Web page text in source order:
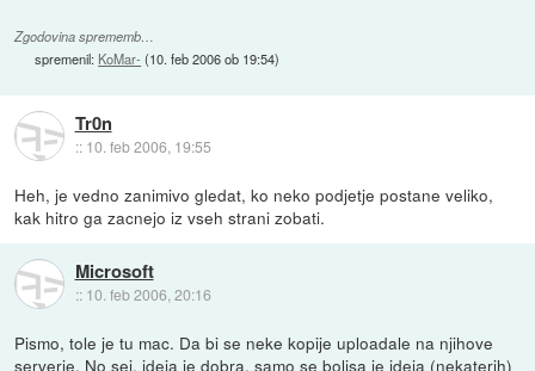
Zgodovina sprememb…
spremenil: KoMar- (10. feb 2006 ob 19:54)
Tr0n
:: 10. feb 2006, 19:55
Heh, je vedno zanimivo gledat, ko neko podjetje postane veliko,
kak hitro ga zacnejo iz vseh strani zobati.
Microsoft
:: 10. feb 2006, 20:16
Pismo, tole je tu mac. Da bi se neke kopije uploadale na njihove
serverje. No sej, ideja je dobra, samo se boljsa je ideja (nekaterih)